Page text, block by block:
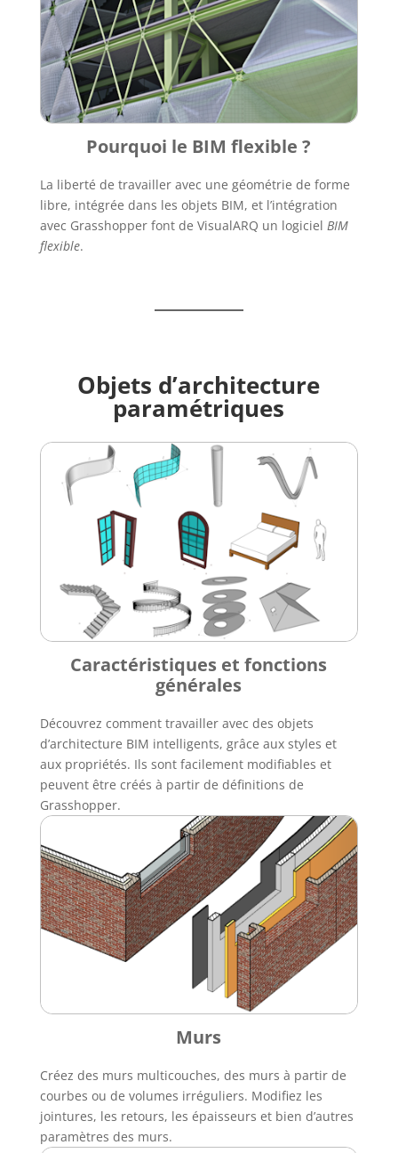
Pourquoi le BIM flexible ?
La liberté de travailler avec une géométrie de forme
libre, intégrée dans les objets BIM, et l’intégration
avec Grasshopper font de VisualARQ un logiciel BIM
flexible.
Objets d’architecture
paramétriques
Caractéristiques et fonctions
générales
Découvrez comment travailler avec des objets
d’architecture BIM intelligents, grâce aux styles et
aux propriétés. Ils sont facilement modifiables et
peuvent être créés à partir de définitions de
Grasshopper.
Murs
Créez des murs multicouches, des murs à partir de
courbes ou de volumes irréguliers. Modifiez les
jointures, les retours, les épaisseurs et bien d’autres
paramètres des murs.